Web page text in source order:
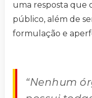
uma resposta que
público, além de
formulação e
“Nenhum